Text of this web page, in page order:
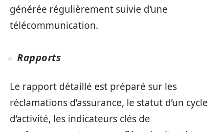
générée régulièrement suivie d’une
télécommunication.
Rapports
Le rapport détaillé est préparé sur les
réclamations d’assurance, le statut d’un cycle
d’activité, les indicateurs clés de